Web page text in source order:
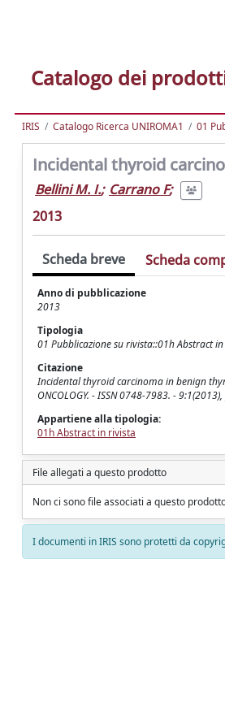
Catalogo dei
IRIS Catalogo Ricerca UNIROMA1 01
Incidental thyroid
Bellini M. I.; Carrano F;
2013
Scheda breve Scheda
Anno di pubblicazione
2013
Tipologia
01 Pubblicazione su rivista::01h Abstract
Citazione
Incidental thyroid carcinoma in benign
ONCOLOGY. - ISSN 0748-7983. -
Appartiene alla tipologia:
01h Abstract in rivista
File allegati a questo prodotto
Non ci sono file associati a questo
I documenti in IRIS sono protetti da